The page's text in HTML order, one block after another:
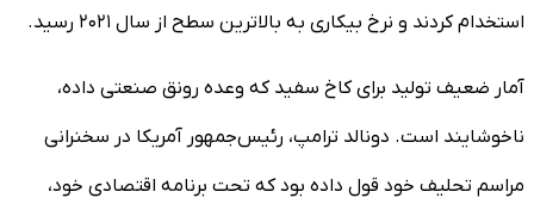
استخدام کردند و نرخ بیکاری به بالاترین سطح از سال ۲۰۲۱ رسید.
آمار ضعیف تولید برای کاخ سفید که وعده رونق صنعتی داده،
ناخوشایند است. دونالد ترامپ، رئیس‌جمهور آمریکا در سخنرانی
مراسم تحلیف خود قول داده بود که تحت برنامه اقتصادی خود،